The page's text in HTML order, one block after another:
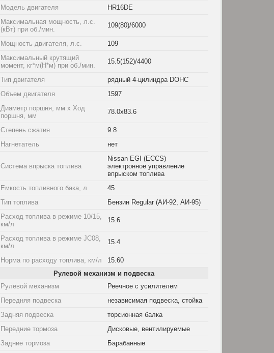
Модель двигателя
HR16DE
Максимальная мощность, л.с.
(кВт) при об./мин.
109(80)/6000
Мощность двигателя, л.с.
109
Максимальный крутящий
момент, кг*м(Н*м) при об./мин.
15.5(152)/4400
Тип двигателя
рядный 4-цилиндра DOHC
Объем двигателя
1597
Диаметр поршня, мм x Ход
поршня, мм
78.0x83.6
Степень сжатия
9.8
Нагнетатель
нет
Система впрыска топлива
Nissan EGI (ECCS)
электронное управление
впрыском топлива
Емкость топливного бака, л
45
Тип топлива
Бензин Regular (АИ-92, АИ-95)
Расход топлива в режиме 10/15,
км/л
15.6
Расход топлива в режиме JC08,
км/л
15.4
Норма по расходу топлива, км/л
15.60
Рулевой механизм и подвеска
Рулевой механизм
Реечное с усилителем
Передняя подвеска
независимая подвеска, стойка
Задняя подвеска
торсионная балка
Передние тормоза
Дисковые, вентилируемые
Задние тормоза
Барабанные